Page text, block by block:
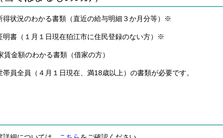
得状況のわかる書類（直近の給与明細３か月分等）※
明書（１月１日現在狛江市に住民登録のない方）※
賃金額のわかる書類（借家の方）
員全員（４月１日現在、満18歳以上）の書類が必要です。